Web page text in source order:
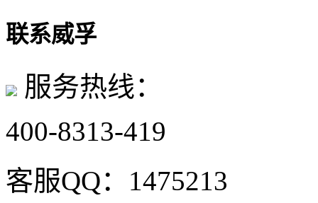
联系威孚
服务热线：
400-8313-419
客服QQ： 1475213